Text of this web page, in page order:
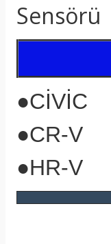
Sensörü
●CİVİC
●CR-V
●HR-V